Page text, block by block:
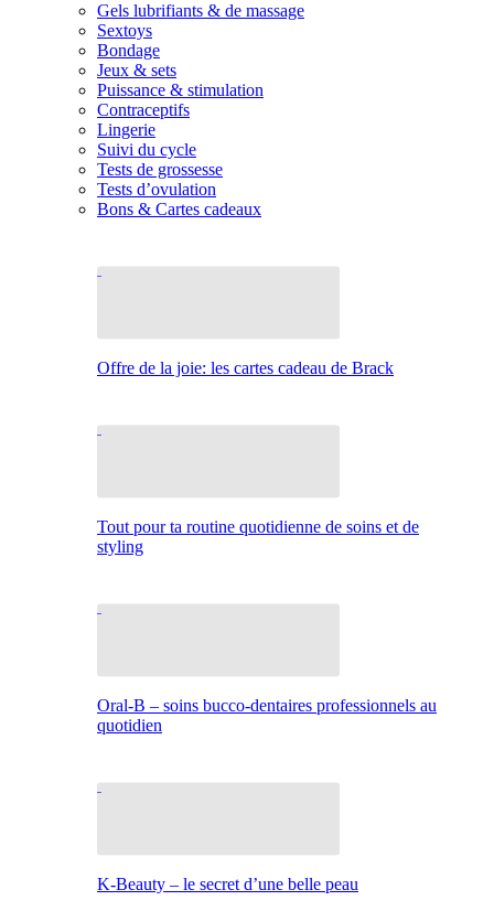
Gels lubrifiants & de massage
Sextoys
Bondage
Jeux & sets
Puissance & stimulation
Contraceptifs
Lingerie
Suivi du cycle
Tests de grossesse
Tests d’ovulation
Bons & Cartes cadeaux
Offre de la joie: les cartes cadeau de Brack
Tout pour ta routine quotidienne de soins et de
styling
Oral-B – soins bucco-dentaires professionnels au
quotidien
K-Beauty – le secret d’une belle peau